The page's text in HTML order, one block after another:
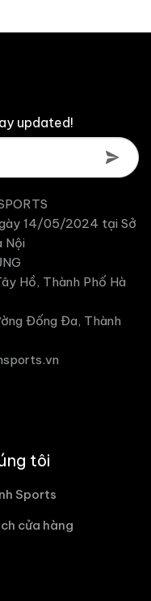
updated!
14/05/2024 tại Sở
Nội
Hồ, Thành Phố Hà
Đống Đa, Thành
tôi
Sports
cửa hàng